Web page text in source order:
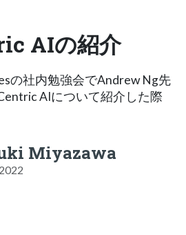
AIの紹介
の社内勉強会でAndrew Ng先
AIについて紹介した際
Miyazawa